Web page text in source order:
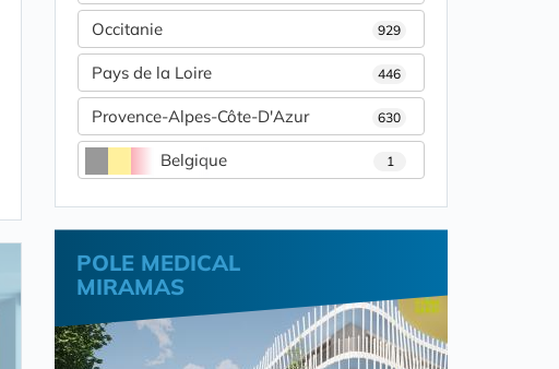
Occitanie 929
Pays de la Loire 446
Provence-Alpes-Côte-D'Azur 630
Belgique 1
POLE MEDICAL
MIRAMAS